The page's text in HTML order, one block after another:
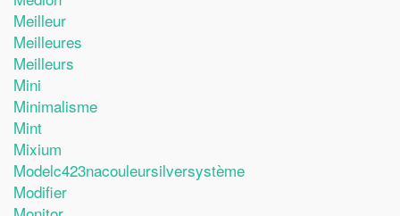
Meilleur
Meilleures
Meilleurs
Mini
Minimalisme
Mint
Mixium
Modelc423nacouleursilversystème
Modifier